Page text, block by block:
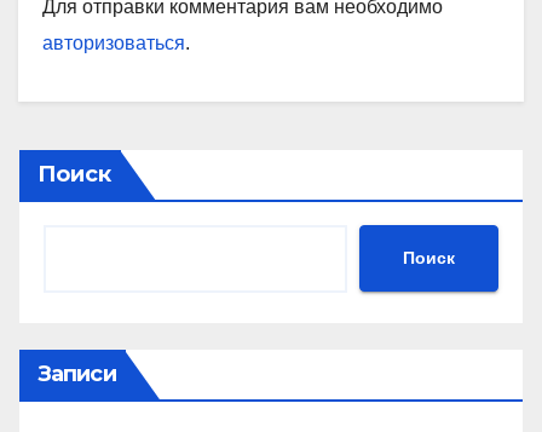
Для отправки комментария вам необходимо
авторизоваться.
Поиск
Поиск
Записи